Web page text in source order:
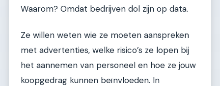
Waarom? Omdat bedrijven dol zijn op data.
Ze willen weten wie ze moeten aanspreken
met advertenties, welke risico’s ze lopen bij
het aannemen van personeel en hoe ze jouw
koopgedrag kunnen beïnvloeden. In